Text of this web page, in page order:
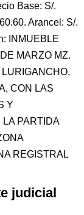
Base: S/.
Arancel: S/.
INMUEBLE
MARZO MZ.
CON LAS
Y
PARTIDA
REGISTRAL
judicial